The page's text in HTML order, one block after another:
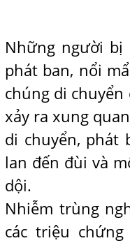
Những người
phát ban, nổi
chúng di
xảy ra xung
di chuyển, phát
lan đến đùi và
dội.
Nhiễm trùng
các triệu